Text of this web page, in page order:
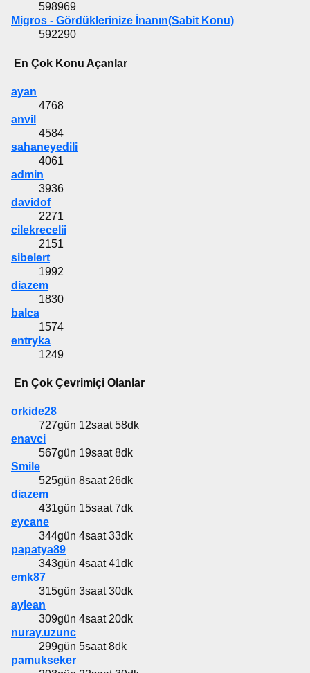
598969
Migros - Gördüklerinize İnanın(Sabit Konu)
592290
En Çok Konu Açanlar
ayan
4768
anvil
4584
sahaneyedili
4061
admin
3936
davidof
2271
cilekrecelii
2151
sibelert
1992
diazem
1830
balca
1574
entryka
1249
En Çok Çevrimiçi Olanlar
orkide28
727gün 12saat 58dk
enavci
567gün 19saat 8dk
Smile
525gün 8saat 26dk
diazem
431gün 15saat 7dk
eycane
344gün 4saat 33dk
papatya89
343gün 4saat 41dk
emk87
315gün 3saat 30dk
aylean
309gün 4saat 20dk
nuray.uzunc
299gün 5saat 8dk
pamukseker